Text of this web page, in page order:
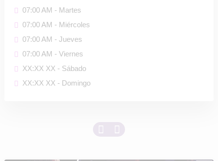
07:00 AM - Martes
07:00 AM - Miércoles
07:00 AM - Jueves
07:00 AM - Viernes
XX:XX XX - Sábado
XX:XX XX - Domingo